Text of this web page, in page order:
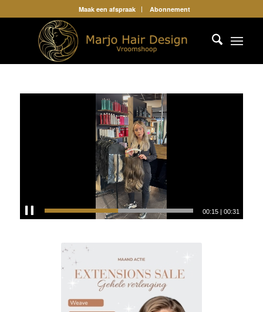
Maak een afspraak Abonnement
00:15 |00:31